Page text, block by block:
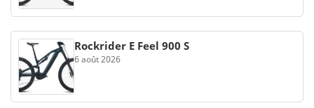
Rockrider E Feel 900 S
6 août 2026